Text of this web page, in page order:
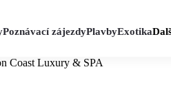
Poznávací zájezdyPlavbyExotika
Coast Luxury & SPA